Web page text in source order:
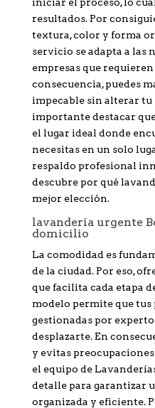
resultados. Por
textura, color y forma
servicio se adapta a las
empresas que
consecuencia, puedes
impecable sin alterar
importante destacar
el lugar ideal donde
necesitas en un solo
respaldo profesional
descubre por qué
mejor elección.
lavandería urgente
domicilio
La comodidad es
de la ciudad. Por eso,
que facilita cada etapa
modelo permite que tus
gestionadas por
desplazarte. En
y evitas
el equipo de
detalle para garantizar
organizada y eficiente.